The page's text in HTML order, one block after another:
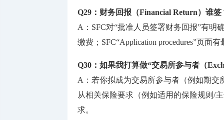
Q29：财务回报（Financial Return）谁签
A：SFC对“批准人员签署财务回报”有明
缴费；SFC“Application procedures”页面
Q30：如果我打算做“交易所参与者（
A：若你拟成为交易所参与者（例如期交
从相关保险要求（例如适用的保险规则/
求。